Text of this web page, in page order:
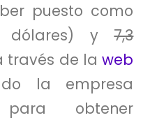
puesto como
dólares) y7,3
través de laweb
la empresa
para obtener